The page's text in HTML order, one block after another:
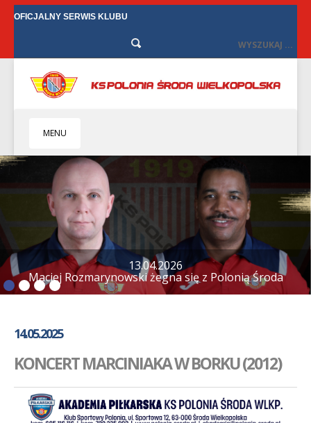
OFICJALNY SERWIS KLUBU
MENU
HOME
KLUB
BIZNES
SENIORZY
SENIORKI
BILETY
KONTAKT
SKLEP
PLAN TRENINGÓW
14.05.2025
KONCERT MARCINIAKA W BORKU (2012)